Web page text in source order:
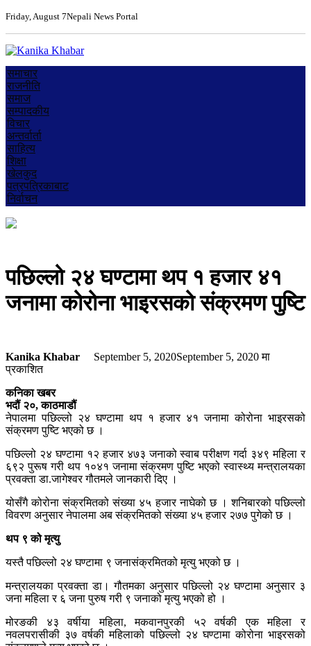
Friday, August 7Nepali News Portal
समाचार
राजनीति
समाज
सम्पादकीय
विचार
अन्तर्वार्ता
साहित्य
शिक्षा
खेलकुद
पत्रपत्रिकाबाट
निर्वाचन
पछिल्लो २४ घण्टामा थप १ हजार ४१
जनामा कोरोना भाइरसको संक्रमण पुष्टि
Kanika Khabar September 5, 2020September 5, 2020मा
प्रकाशित
कनिका खबर
भदौं २०, काठमाडौं
नेपालमा पछिल्लो २४ घण्टामा थप १ हजार ४१ जनामा कोरोना भाइरसको
संक्रमण पुष्टि भएको छ ।
पछिल्लो २४ घण्टामा १२ हजार ४७३ जनाको स्वाब परीक्षण गर्दा ३४९ महिला र
६९२ पुरूष गरी थप १०४१ जनामा संक्रमण पुष्टि भएको स्वास्थ्य मन्त्रालयका
प्रवक्ता डा.जागेश्वर गौतमले जानकारी दिए ।
योसँगै कोरोना संक्रमितको संख्या ४५ हजार नाघेको छ । शनिबारको पछिल्लो
विवरण अनुसार नेपालमा अब संक्रमितको संख्या ४५ हजार २७७ पुगेको छ ।
थप ९ को मृत्यु
यस्तै पछिल्लो २४ घण्टामा ९ जनासंक्रमितको मृत्यु भएको छ ।
मन्त्रालयका प्रवक्ता डा। गौतमका अनुसार पछिल्लो २४ घण्टामा अनुसार ३
जना महिला र ६ जना पुरुष गरी ९ जनाको मृत्यु भएको हो ।
मोरङकी ४३ वर्षीया महिला, मकवानपुरकी ५२ वर्षकी एक महिला र
नवलपरासीकी ३७ वर्षकी महिलाको पछिल्लो २४ घण्टामा कोरोना भाइरसको